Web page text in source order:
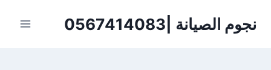
نجوم الصيانة |0567414083